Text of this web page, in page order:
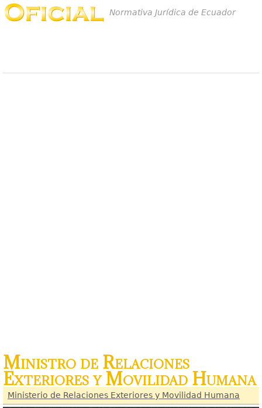
Normativa Jurídica de Ecuador
Ministro de Relaciones
Exteriores y Movilidad Humana
Ministerio de Relaciones Exteriores y Movilidad Humana